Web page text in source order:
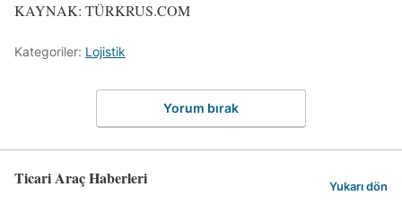
KAYNAK: TÜRKRUS.COM
Kategoriler: Lojistik
Yorum bırak
Ticari Araç Haberleri Yukarı dön